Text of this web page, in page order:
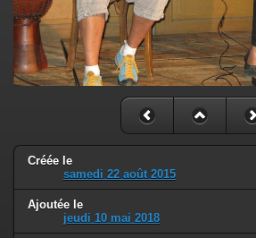
Créée le
samedi 22 août 2015
Ajoutée le
jeudi 10 mai 2018